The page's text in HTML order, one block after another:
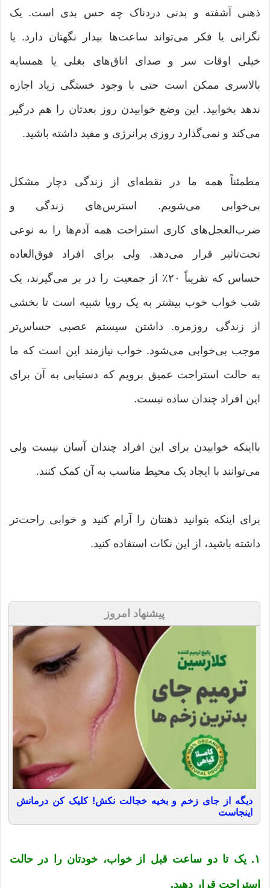
ذهنی آشفته و بدنی دردناک چه حس بدی است. یک
نگرانی یا فکر می‌تواند ساعت‌ها بیدار نگهتان دارد. یا
خیلی اوقات سر و صدای اتاق‌های بغلی یا همسایه
بالاسری ممکن است حتی با وجود خستگی زیاد اجازه
ندهد بخوابید. این وضع خوابیدن روز بعدتان را هم درگیر
می‌کند و نمی‌گذارد روزی پرانرژی و مفید داشته باشید.
مطمئناً همه ما در نقطه‌ای از زندگی دچار مشکل
بی‌خوابی می‌شویم. استرس‌های زندگی و
ضرب‌العجل‌های کاری استراحت همه آدم‌ها را به نوعی
تحت‌تاثیر قرار می‌دهد. ولی برای افراد فوق‌العاده
حساس که تقریباً ۲۰٪ از جمعیت را در بر می‌گیرند، یک
شب خواب خوب بیشتر به یک رویا شبیه است تا بخشی
از زندگی روزمره. داشتن سیستم عصبی حساس‌تر
موجب بی‌خوابی می‌شود. خواب نیازمند این است که ما
به حالت استراحت عمیق برویم که دستیابی به آن برای
این افراد چندان ساده نیست.
بااینکه خوابیدن برای این افراد چندان آسان نیست ولی
می‌توانند با ایجاد یک محیط مناسب به آن کمک کنند.
برای اینکه بتوانید ذهنتان را آرام کنید و خوابی راحت‌تر
داشته باشید، از این نکات استفاده کنید.
پیشنهاد امروز
دیگه از جای زخم و بخیه خجالت نکش! کلیک کن درمانش
اینجاست
۱. یک تا دو ساعت قبل از خواب، خودتان را در حالت
استراحت قرار دهید.